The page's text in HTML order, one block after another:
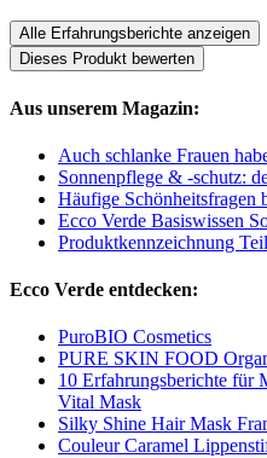
Alle Erfahrungsberichte anzeigen
Dieses Produkt bewerten
Aus unserem Magazin:
Auch schlanke Frauen
Sonnenpflege & -schutz:
Häufige Schönheitsfragen
Ecco Verde Basiswissen
Produktkennzeichnung
Ecco Verde entdecken:
PuroBIO Cosmetics
PURE SKIN FOOD
10 Erfahrungsberichte für
Vital Mask
Silky Shine Hair Mask
Couleur Caramel